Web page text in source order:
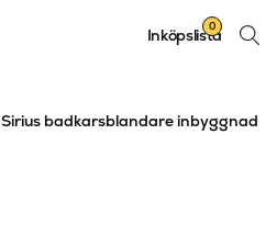
Sök
Inköpslista
0
Sirius badkarsblandare inbyggnad